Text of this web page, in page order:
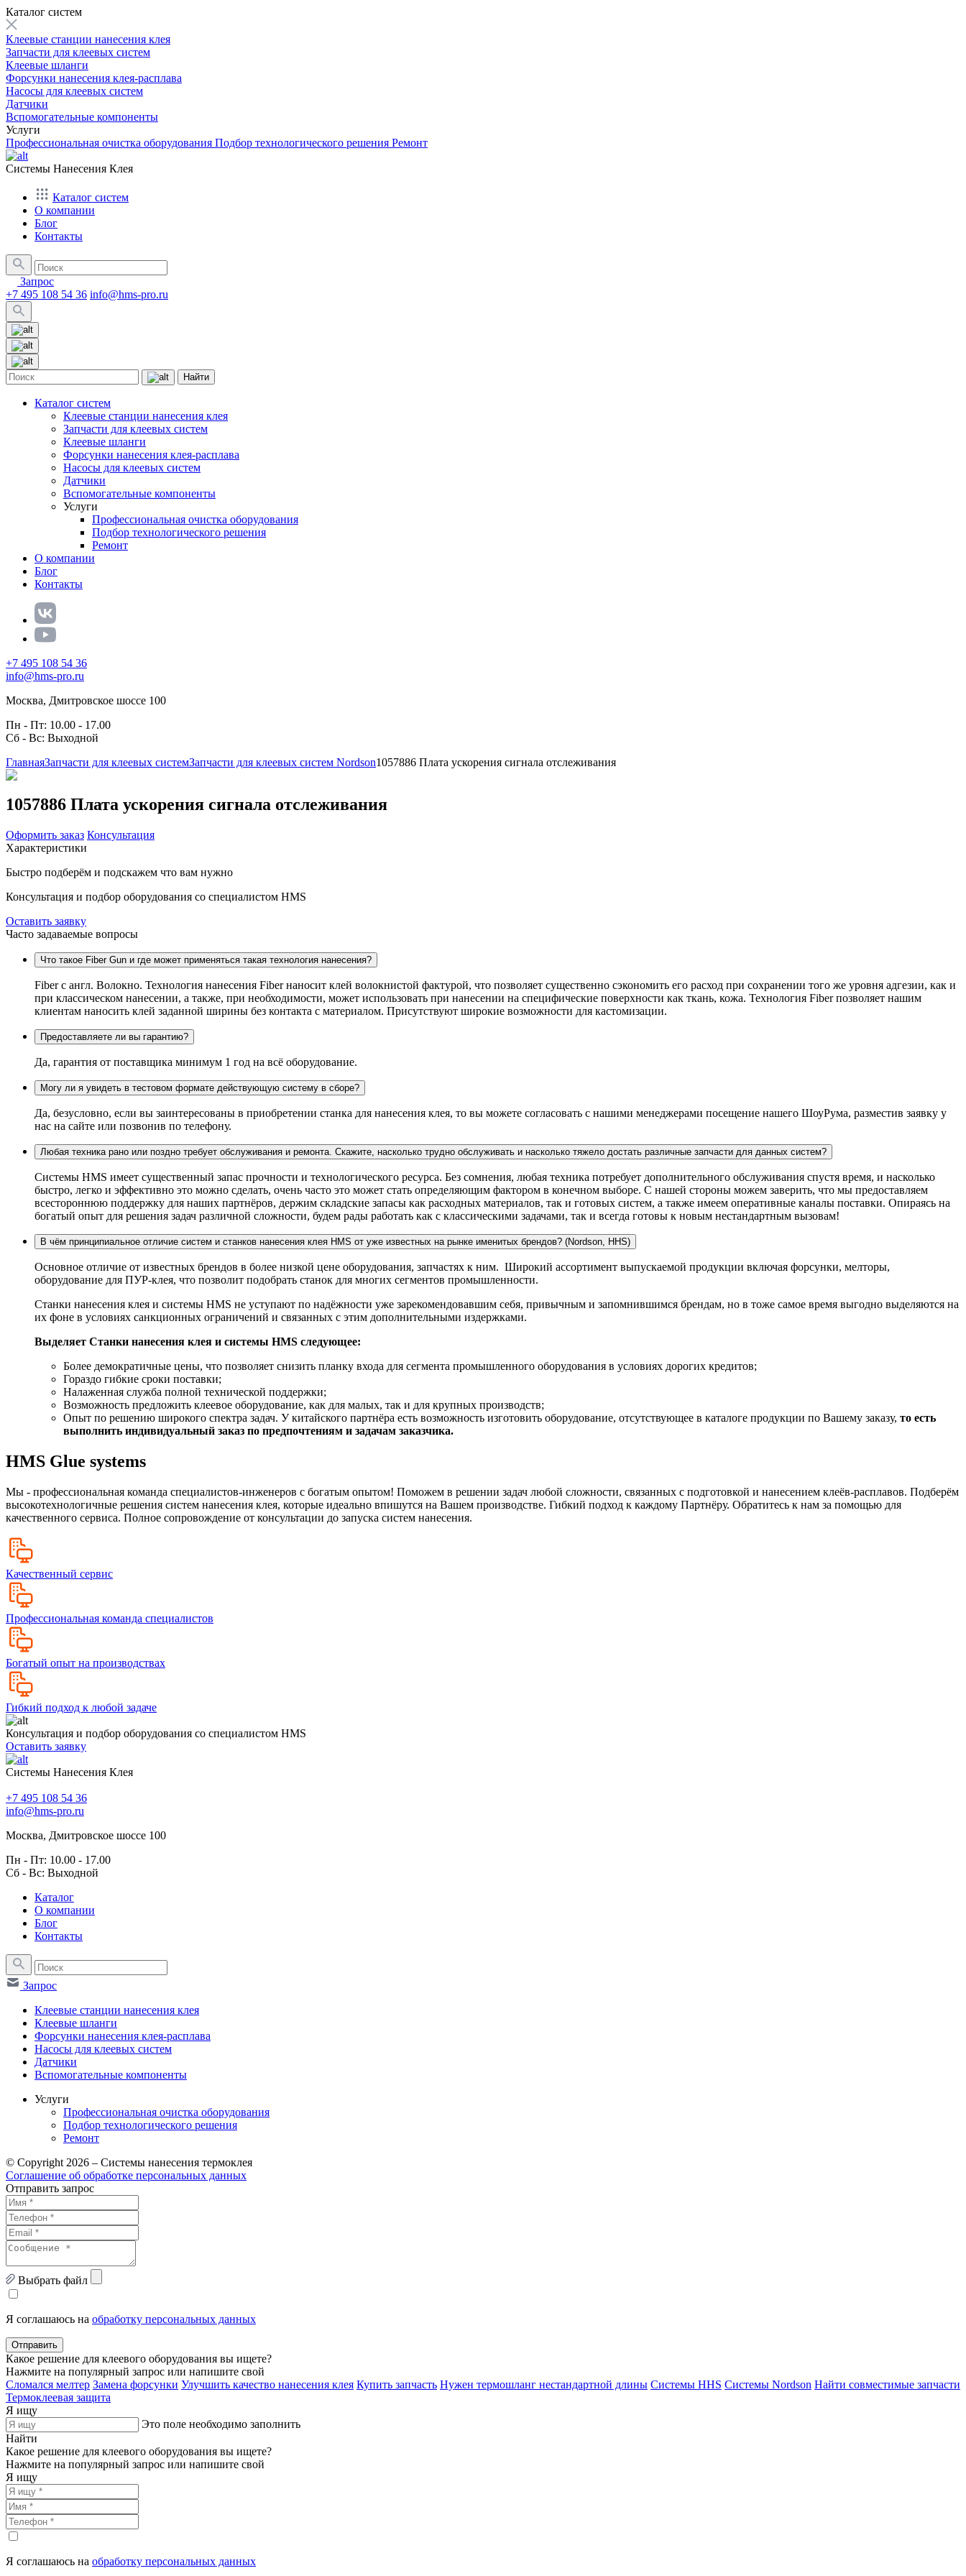
Каталог систем
Клеевые станции нанесения клея
Запчасти для клеевых систем
Клеевые шланги
Форсунки нанесения клея-расплава
Насосы для клеевых систем
Датчики
Вспомогательные компоненты
Услуги
Профессиональная очистка оборудования Подбор технологического решения Ремонт
Системы Нанесения Клея
Каталог систем
О компании
Блог
Контакты
Запрос
+7 495 108 54 36 info@hms-pro.ru
Найти
Каталог систем
Клеевые станции нанесения клея
Запчасти для клеевых систем
Клеевые шланги
Форсунки нанесения клея-расплава
Насосы для клеевых систем
Датчики
Вспомогательные компоненты
Услуги
Профессиональная очистка оборудования
Подбор технологического решения
Ремонт
О компании
Блог
Контакты
+7 495 108 54 36
info@hms-pro.ru
Москва, Дмитровское шоссе 100
Пн - Пт: 10.00 - 17.00
Сб - Вс: Выходной
ГлавнаяЗапчасти для клеевых системЗапчасти для клеевых систем Nordson1057886 Плата ускорения сигнала отслеживания
1057886 Плата ускорения сигнала отслеживания
Оформить заказ Консультация
Характеристики
Быстро подберём и подскажем что вам нужно
Консультация и подбор оборудования со специалистом HMS
Оставить заявку
Часто задаваемые вопросы
Что такое Fiber Gun и где может применяться такая технология нанесения?
Fiber c англ. Волокно. Технология нанесения Fiber наносит клей волокнистой фактурой, что позволяет существенно сэкономить его расход при сохранении того же уровня адгезии, как и
при классическом нанесении, а также, при необходимости, может использовать при нанесении на специфические поверхности как ткань, кожа. Технология Fiber позволяет нашим
клиентам наносить клей заданной ширины без контакта с материалом. Присутствуют широкие возможности для кастомизации.
Предоставляете ли вы гарантию?
Да, гарантия от поставщика минимум 1 год на всё оборудование.
Могу ли я увидеть в тестовом формате действующую систему в сборе?
Да, безусловно, если вы заинтересованы в приобретении станка для нанесения клея, то вы можете согласовать с нашими менеджерами посещение нашего ШоуРума, разместив заявку у
нас на сайте или позвонив по телефону.
Любая техника рано или поздно требует обслуживания и ремонта. Скажите, насколько трудно обслуживать и насколько тяжело достать различные запчасти для данных систем?
Системы HMS имеет существенный запас прочности и технологического ресурса. Без сомнения, любая техника потребует дополнительного обслуживания спустя время, и насколько
быстро, легко и эффективно это можно сделать, очень часто это может стать определяющим фактором в конечном выборе. С нашей стороны можем заверить, что мы предоставляем
всестороннюю поддержку для наших партнёров, держим складские запасы как расходных материалов, так и готовых систем, а также имеем оперативные каналы поставки. Опираясь на
богатый опыт для решения задач различной сложности, будем рады работать как с классическими задачами, так и всегда готовы к новым нестандартным вызовам!
В чём принципиальное отличие систем и станков нанесения клея HMS от уже известных на рынке именитых брендов? (Nordson, HHS)
Основное отличие от известных брендов в более низкой цене оборудования, запчастях к ним. Широкий ассортимент выпускаемой продукции включая форсунки, мелторы,
оборудование для ПУР-клея, что позволит подобрать станок для многих сегментов промышленности.
Станки нанесения клея и системы HMS не уступают по надёжности уже зарекомендовавшим себя, привычным и запомнившимся брендам, но в тоже самое время выгодно выделяются на
их фоне в условиях санкционных ограничений и связанных с этим дополнительными издержками.
Выделяет Станки нанесения клея и системы HMS следующее:
Более демократичные цены, что позволяет снизить планку входа для сегмента промышленного оборудования в условиях дорогих кредитов;
Гораздо гибкие сроки поставки;
Налаженная служба полной технической поддержки;
Возможность предложить клеевое оборудование, как для малых, так и для крупных производств;
Опыт по решению широкого спектра задач. У китайского партнёра есть возможность изготовить оборудование, отсутствующее в каталоге продукции по Вашему заказу, то есть
выполнить индивидуальный заказ по предпочтениям и задачам заказчика.
HMS Glue systems
Мы - профессиональная команда специалистов-инженеров с богатым опытом! Поможем в решении задач любой сложности, связанных с подготовкой и нанесением клеёв-расплавов. Подберём
высокотехнологичные решения систем нанесения клея, которые идеально впишутся на Вашем производстве. Гибкий подход к каждому Партнёру. Обратитесь к нам за помощью для
качественного сервиса. Полное сопровождение от консультации до запуска систем нанесения.
Качественный сервис
Профессиональная команда специалистов
Богатый опыт на производствах
Гибкий подход к любой задаче
Консультация и подбор оборудования со специалистом HMS
Оставить заявку
Системы Нанесения Клея
+7 495 108 54 36
info@hms-pro.ru
Москва, Дмитровское шоссе 100
Пн - Пт: 10.00 - 17.00
Сб - Вс: Выходной
Каталог
О компании
Блог
Контакты
Запрос
Клеевые станции нанесения клея
Клеевые шланги
Форсунки нанесения клея-расплава
Насосы для клеевых систем
Датчики
Вспомогательные компоненты
Услуги
Профессиональная очистка оборудования
Подбор технологического решения
Ремонт
© Copyright 2026 – Системы нанесения термоклея
Соглашение об обработке персональных данных
Отправить запрос
Выбрать файл
Я соглашаюсь на обработку персональных данных
Отправить
Какое решение для клеевого оборудования вы ищете?
Нажмите на популярный запрос или напишите свой
Сломался мелтер Замена форсунки Улучшить качество нанесения клея Купить запчасть Нужен термошланг нестандартной длины Системы HHS Системы Nordson Найти совместимые запчасти
Термоклеевая защита
Я ищу
Это поле необходимо заполнить
Найти
Какое решение для клеевого оборудования вы ищете?
Нажмите на популярный запрос или напишите свой
Я ищу
Я соглашаюсь на обработку персональных данных